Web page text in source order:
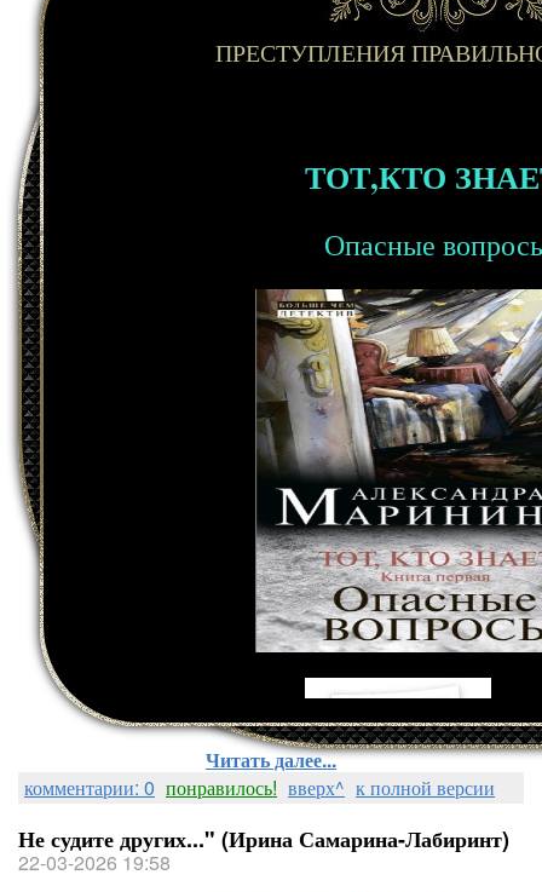
ПРЕСТУПЛЕНИЯ
ТОТ,КТО
Опасные
Читать далее...
комментарии: 0 понравилось! вверх^ к полной версии
Не судите других..." (Ирина Самарина-Лабиринт)
22-03-2026 19:58